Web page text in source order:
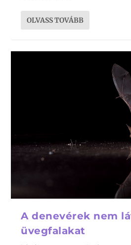
OLVASS TOVÁBB
A denevérek nem
üvegfalakat